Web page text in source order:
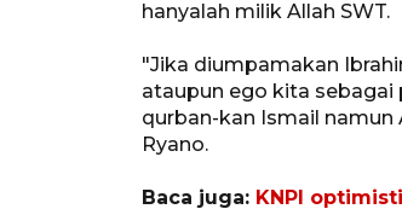
hanyalah milik Allah SWT.
"Jika diumpamakan
ataupun ego kita sebagai
qurban-kan Ismail namun
Ryano.
Baca juga: KNPI